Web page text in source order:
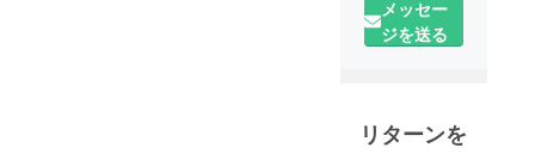
メッセー
ジを送る
リターンを